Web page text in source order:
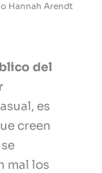
Hannah Arendt
del
es
creen
mal los